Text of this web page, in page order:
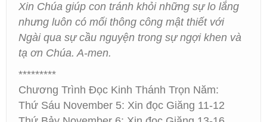
Xin Chúa giúp con tránh khỏi những sự lo lắng
nhưng luôn có mối thông công mật thiết với
Ngài qua sự cầu nguyện trong sự ngợi khen và
tạ ơn Chúa. A-men.
*********
Chương Trình Đọc Kinh Thánh Trọn Năm:
Thứ Sáu November 5: Xin đọc Giăng 11-12